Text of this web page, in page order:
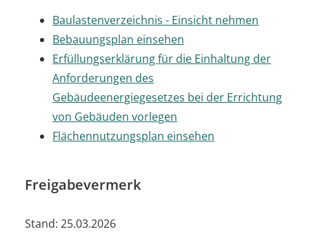
Baulastenverzeichnis - Einsicht nehmen
Bebauungsplan einsehen
Erfüllungserklärung für die Einhaltung der
Anforderungen des
Gebäudeenergiegesetzes bei der Errichtung
von Gebäuden vorlegen
Flächennutzungsplan einsehen
Freigabevermerk
Stand: 25.03.2026